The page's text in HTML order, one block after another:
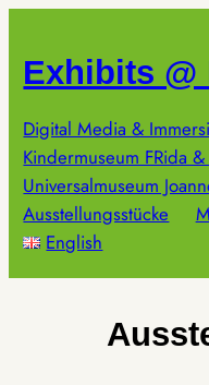
springen
Exhibits @
Digital Media &
Kindermuseum FRida
Universalmuseum
Ausstellungsstücke
English